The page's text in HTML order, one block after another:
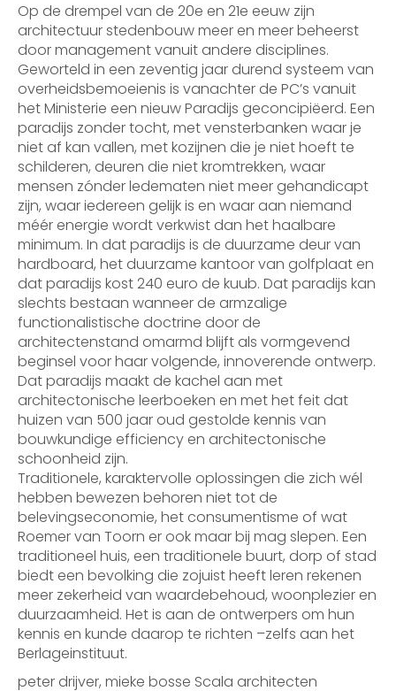
Op de drempel van de 20e en 21e eeuw zijn
architectuur stedenbouw meer en meer beheerst
door management vanuit andere disciplines.
Geworteld in een zeventig jaar durend systeem van
overheidsbemoeienis is vanachter de PC’s vanuit
het Ministerie een nieuw Paradijs geconcipiëerd. Een
paradijs zonder tocht, met vensterbanken waar je
niet af kan vallen, met kozijnen die je niet hoeft te
schilderen, deuren die niet kromtrekken, waar
mensen zónder ledematen niet meer gehandicapt
zijn, waar iedereen gelijk is en waar aan niemand
méér energie wordt verkwist dan het haalbare
minimum. In dat paradijs is de duurzame deur van
hardboard, het duurzame kantoor van golfplaat en
dat paradijs kost 240 euro de kuub. Dat paradijs kan
slechts bestaan wanneer de armzalige
functionalistische doctrine door de
architectenstand omarmd blijft als vormgevend
beginsel voor haar volgende, innoverende ontwerp.
Dat paradijs maakt de kachel aan met
architectonische leerboeken en met het feit dat
huizen van 500 jaar oud gestolde kennis van
bouwkundige efficiency en architectonische
schoonheid zijn.
Traditionele, karaktervolle oplossingen die zich wél
hebben bewezen behoren niet tot de
belevingseconomie, het consumentisme of wat
Roemer van Toorn er ook maar bij mag slepen. Een
traditioneel huis, een traditionele buurt, dorp of stad
biedt een bevolking die zojuist heeft leren rekenen
meer zekerheid van waardebehoud, woonplezier en
duurzaamheid. Het is aan de ontwerpers om hun
kennis en kunde daarop te richten –zelfs aan het
Berlageinstituut.
peter drijver, mieke bosse Scala architecten